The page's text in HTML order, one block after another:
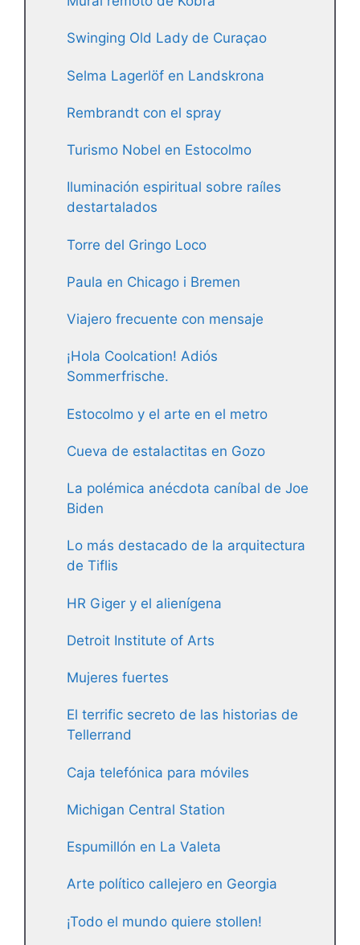
Swinging Old Lady de Curaçao
Selma Lagerlöf en Landskrona
Rembrandt con el spray
Turismo Nobel en Estocolmo
Iluminación espiritual sobre raíles
destartalados
Torre del Gringo Loco
Paula en Chicago i Bremen
Viajero frecuente con mensaje
¡Hola Coolcation! Adiós
Sommerfrische.
Estocolmo y el arte en el metro
Cueva de estalactitas en Gozo
La polémica anécdota caníbal de Joe
Biden
Lo más destacado de la arquitectura
de Tiflis
HR Giger y el alienígena
Detroit Institute of Arts
Mujeres fuertes
El terrific secreto de las historias de
Tellerrand
Caja telefónica para móviles
Michigan Central Station
Espumillón en La Valeta
Arte político callejero en Georgia
¡Todo el mundo quiere stollen!